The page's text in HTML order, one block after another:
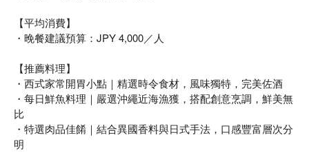
【平均消費】
・晚餐建議預算：JPY 4,000／人
【推薦料理】
・西式家常開胃小點｜精選時令食材，風味獨特，完美佐酒
・每日鮮魚料理｜嚴選沖繩近海漁獲，搭配創意烹調，鮮美無
比
・特選肉品佳餚｜結合異國香料與日式手法，口感豐富層次分
明